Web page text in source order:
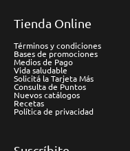
Tienda Online
Términos y condiciones
Bases de promociones
Medios de Pago
Vida saludable
Solicitá la Tarjeta Más
Consulta de Puntos
Nuevos catálogos
Recetas
Política de privacidad